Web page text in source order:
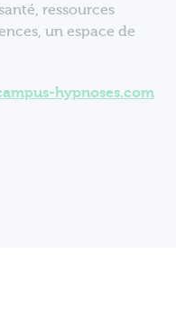
ressources
un espace de
hypnoses.com